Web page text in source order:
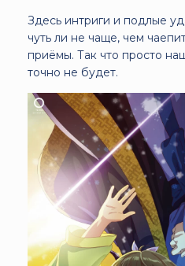
Здесь интриги и подлые
чуть ли не чаще, чем
приёмы. Так что просто
точно не будет.